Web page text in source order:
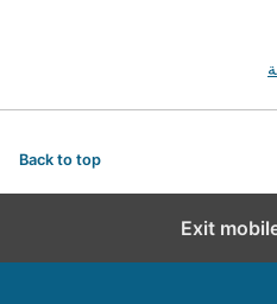
Back to top
Exit